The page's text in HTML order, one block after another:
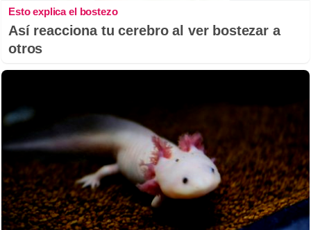
Esto explica el bostezo
Así reacciona tu cerebro al ver bostezar a
otros